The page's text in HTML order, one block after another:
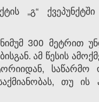
„გ“
300 მეტრით
ამ წესის
საწარმო
თუ